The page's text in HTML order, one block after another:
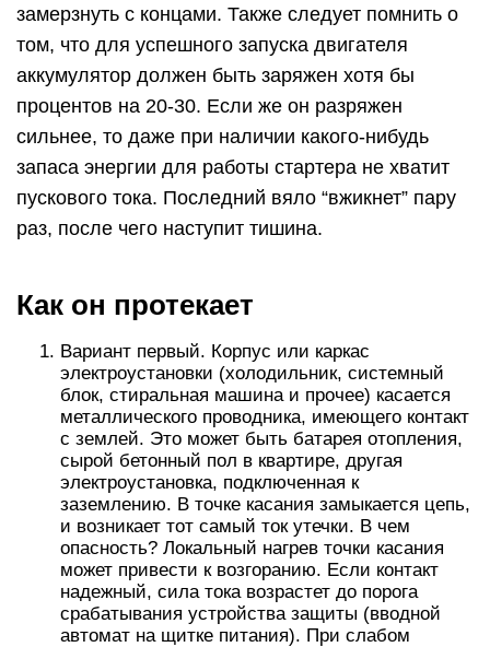
замерзнуть с концами. Также следует помнить о
том, что для успешного запуска двигателя
аккумулятор должен быть заряжен хотя бы
процентов на 20-30. Если же он разряжен
сильнее, то даже при наличии какого-нибудь
запаса энергии для работы стартера не хватит
пускового тока. Последний вяло “вжикнет” пару
раз, после чего наступит тишина.
Как он протекает
Вариант первый. Корпус или каркас
электроустановки (холодильник, системный
блок, стиральная машина и прочее) касается
металлического проводника, имеющего контакт
с землей. Это может быть батарея отопления,
сырой бетонный пол в квартире, другая
электроустановка, подключенная к
заземлению. В точке касания замыкается цепь,
и возникает тот самый ток утечки. В чем
опасность? Локальный нагрев точки касания
может привести к возгоранию. Если контакт
надежный, сила тока возрастет до порога
срабатывания устройства защиты (вводной
автомат на щитке питания). При слабом